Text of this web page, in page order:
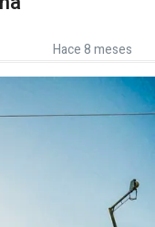
Hace 8 meses